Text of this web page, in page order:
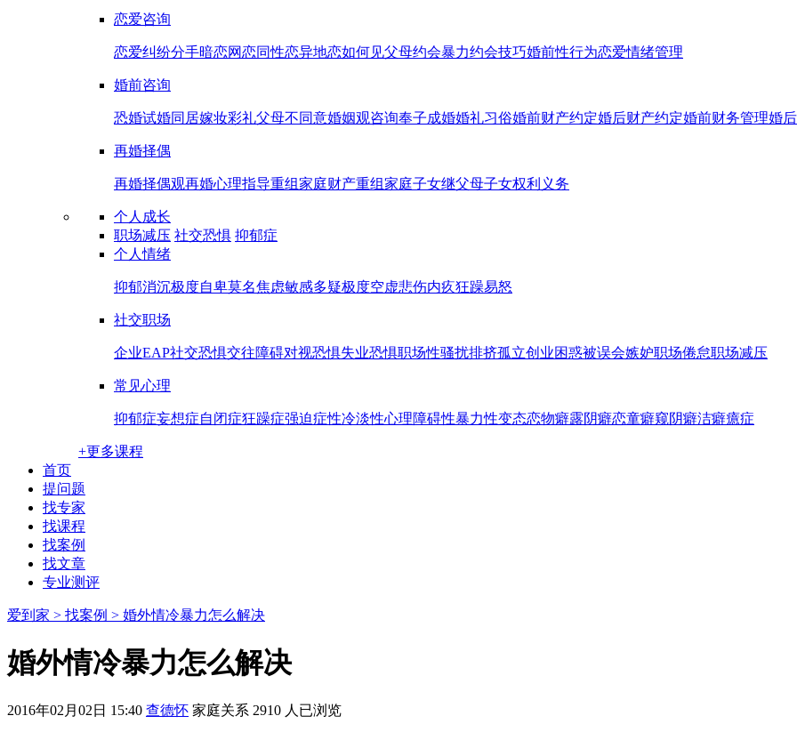
恋爱咨询
恋爱纠纷分手暗恋网恋同性恋异地恋如何见父母约会暴力约会技巧婚前性行为恋爱情绪管理
婚前咨询
恐婚试婚同居嫁妆彩礼父母不同意婚姻观咨询奉子成婚婚礼习俗婚前财产约定婚后财产约定婚前财务管理婚
再婚择偶
再婚择偶观再婚心理指导重组家庭财产重组家庭子女继父母子女权利义务
个人成长
职场减压 社交恐惧 抑郁症
个人情绪
抑郁消沉极度自卑莫名焦虑敏感多疑极度空虚悲伤内疚狂躁易怒
社交职场
企业EAP社交恐惧交往障碍对视恐惧失业恐惧职场性骚扰排挤孤立创业困惑被误会嫉妒职场倦怠职场减压
常见心理
抑郁症妄想症自闭症狂躁症强迫症性冷淡性心理障碍性暴力性变态恋物癖露阴癖恋童癖窥阴癖洁癖癔症
+更多课程
首页
提问题
找专家
找课程
找案例
找文章
专业测评
爱到家 > 找案例 > 婚外情冷暴力怎么解决
婚外情冷暴力怎么解决
2016年02月02日 15:40 查德怀 家庭关系 2910 人已浏览